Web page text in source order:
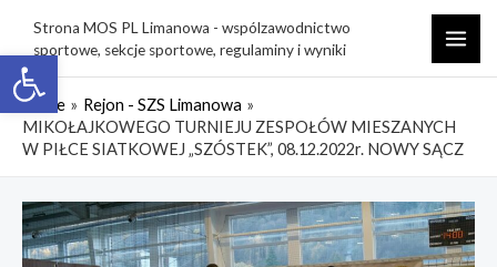
Open toolbar
content
Strona MOS PL Limanowa - wspólzawodnictwo
sportowe, sekcje sportowe, regulaminy i wyniki
Home
Rejon - SZS Limanowa
MIKOŁAJKOWEGO TURNIEJU ZESPOŁÓW MIESZANYCH
W PIŁCE SIATKOWEJ „SZÓSTEK”, 08.12.2022r. NOWY SĄCZ